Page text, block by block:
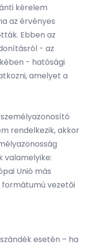
kérelem
az érvényes
Ebben az
- az
- hatósági
amelyet a
rendelkezik, akkor
valamelyike:
Unió más
vezetői
esetén – ha